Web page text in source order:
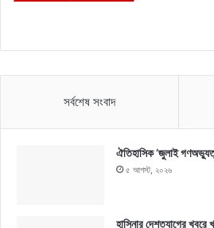
সর্বশেষ সংবাদ
ঐতিহাসিক ‘জুলাই
৫ আগস্ট, ২০২৬
হাসিনার দেশত্যাগের খবরে